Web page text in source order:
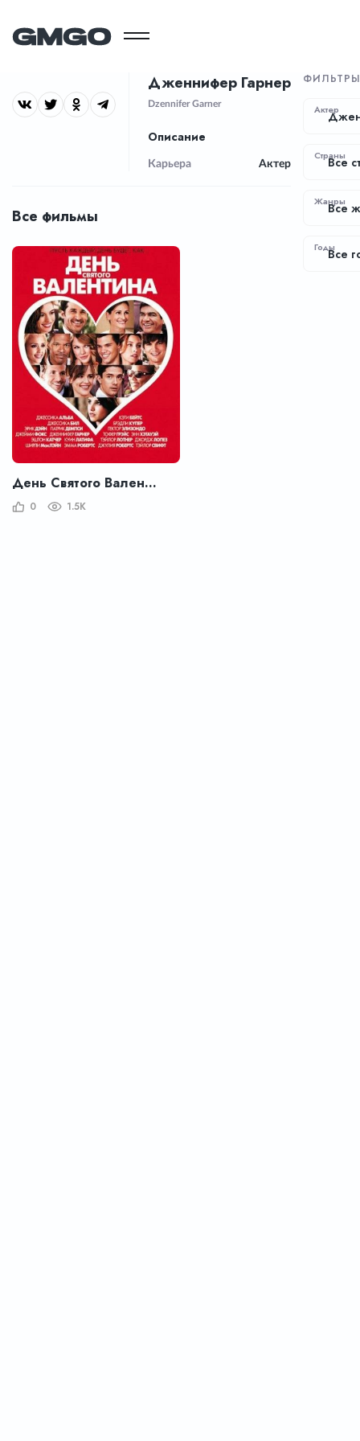
Дженнифер Гарнер
Dzennifer Garner
Описание
Карьера Актер
Все фильмы
День Святого Валентина
0 1.5K
ФИЛЬТРЫ
Актер
Страны
Все
Жанры
Все
ГодыВсе